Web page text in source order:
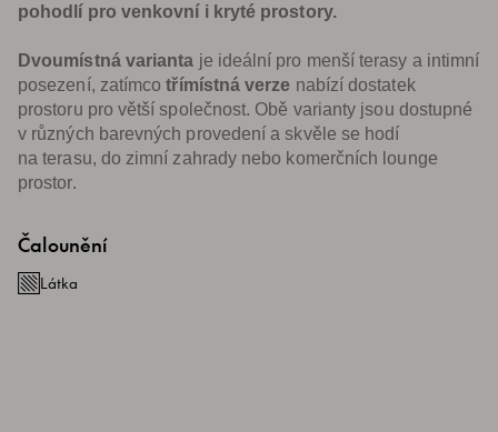
pohodlí pro venkovní i kryté prostory.
Dvoumístná varianta je ideální pro menší terasy a intimní
posezení, zatímcotřímístná verze nabízí dostatek
prostoru pro větší společnost. Obě varianty jsou dostupné
v různých barevných provedení a skvěle se hodí
na terasu, do zimní zahrady nebo komerčních lounge
prostor.
Čalounění
Látka